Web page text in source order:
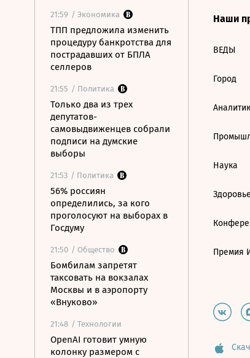
21:59 / Экономика
ТПП предложила изменить
процедуру банкротства для
пострадавших от БПЛА
селлеров
21:55 / Политика
Только два из трех
депутатов-
самовыдвиженцев собрали
подписи на думские
выборы
21:53 / Политика
56% россиян
определились, за кого
проголосуют на выборах в
Госдуму
21:50 / Общество
Бомбилам запретят
таксовать на вокзалах
Москвы и в аэропорту
«Внуково»
21:48 / Технологии
OpenAI готовит умную
колонку размером с
Наши
ВЕДЫ
Город
Наука
Здоровье
Премия